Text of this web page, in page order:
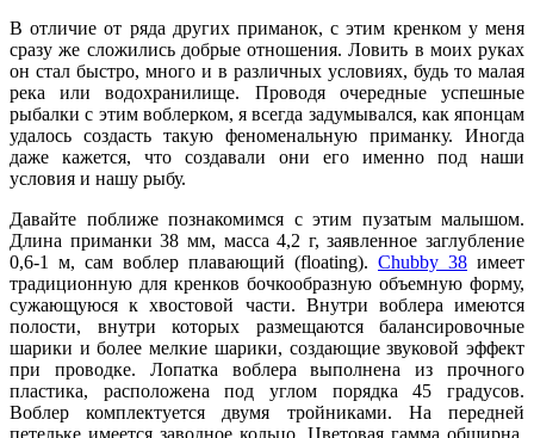
В отличие от ряда других приманок, с этим кренком у меня
сразу же сложились добрые отношения. Ловить в моих руках
он стал быстро, много и в различных условиях, будь то малая
река или водохранилище. Проводя очередные успешные
рыбалки с этим воблерком, я всегда задумывался, как японцам
удалось создасть такую феноменальную приманку. Иногда
даже кажется, что создавали они его именно под наши
условия и нашу рыбу.
Давайте поближе познакомимся с этим пузатым малышом.
Длина приманки 38 мм, масса 4,2 г, заявленное заглубление
0,6-1 м, сам воблер плавающий (floating). Chubby 38 имеет
традиционную для кренков бочкообразную объемную форму,
сужающуюся к хвостовой части. Внутри воблера имеются
полости, внутри которых размещаются балансировочные
шарики и более мелкие шарики, создающие звуковой эффект
при проводке. Лопатка воблера выполнена из прочного
пластика, расположена под углом порядка 45 градусов.
Воблер комплектуется двумя тройниками. На передней